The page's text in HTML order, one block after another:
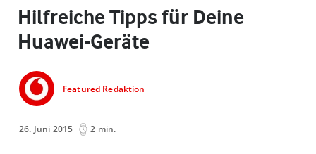
Hilfreiche Tipps für Deine
Huawei-Geräte
Featured Redaktion
26. Juni 2015 2 min.